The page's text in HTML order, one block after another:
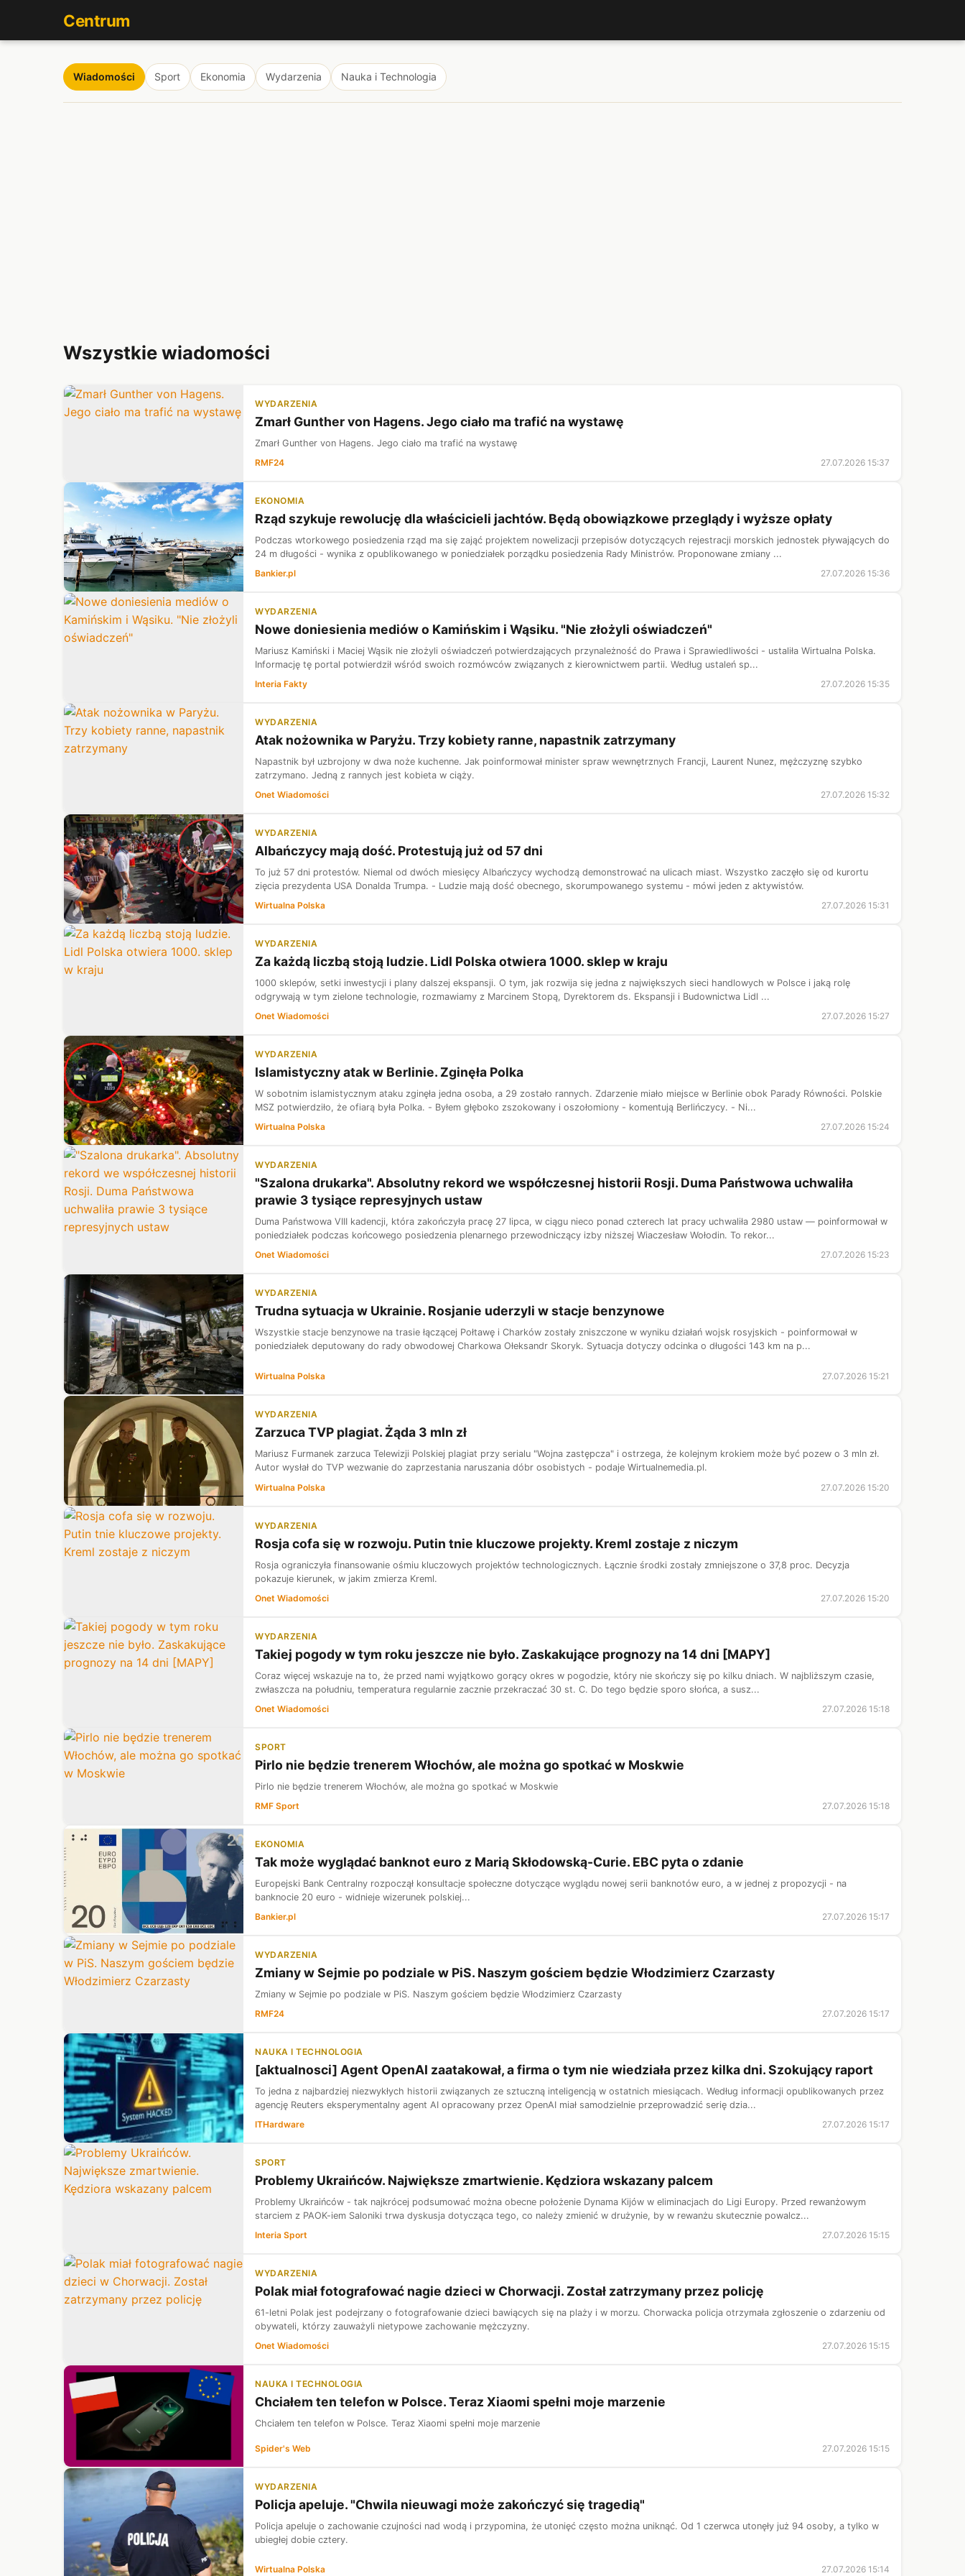
Centrum
Wiadomości Sport Ekonomia Wydarzenia Nauka i Technologia
Wszystkie wiadomości
WYDARZENIA
Zmarł Gunther von Hagens. Jego ciało ma trafić na wystawę
Zmarł Gunther von Hagens. Jego ciało ma trafić na wystawę
RMF24
27.07.2026 15:37
EKONOMIA
Rząd szykuje rewolucję dla właścicieli jachtów. Będą obowiązkowe przeglądy i wyższe opłaty
Podczas wtorkowego posiedzenia rząd ma się zająć projektem nowelizacji przepisów dotyczących rejestracji morskich jednostek pływających do
24 m długości - wynika z opublikowanego w poniedziałek porządku posiedzenia Rady Ministrów. Proponowane zmiany ...
Bankier.pl
27.07.2026 15:36
WYDARZENIA
Nowe doniesienia mediów o Kamińskim i Wąsiku. "Nie złożyli oświadczeń"
Mariusz Kamiński i Maciej Wąsik nie złożyli oświadczeń potwierdzających przynależność do Prawa i Sprawiedliwości - ustaliła Wirtualna Polska.
Informację tę portal potwierdził wśród swoich rozmówców związanych z kierownictwem partii. Według ustaleń sp...
Interia Fakty
27.07.2026 15:35
WYDARZENIA
Atak nożownika w Paryżu. Trzy kobiety ranne, napastnik zatrzymany
Napastnik był uzbrojony w dwa noże kuchenne. Jak poinformował minister spraw wewnętrznych Francji, Laurent Nunez, mężczyznę szybko
zatrzymano. Jedną z rannych jest kobieta w ciąży.
Onet Wiadomości
27.07.2026 15:32
WYDARZENIA
Albańczycy mają dość. Protestują już od 57 dni
To już 57 dni protestów. Niemal od dwóch miesięcy Albańczycy wychodzą demonstrować na ulicach miast. Wszystko zaczęło się od kurortu
zięcia prezydenta USA Donalda Trumpa. - Ludzie mają dość obecnego, skorumpowanego systemu - mówi jeden z aktywistów.
Wirtualna Polska
27.07.2026 15:31
WYDARZENIA
Za każdą liczbą stoją ludzie. Lidl Polska otwiera 1000. sklep w kraju
1000 sklepów, setki inwestycji i plany dalszej ekspansji. O tym, jak rozwija się jedna z największych sieci handlowych w Polsce i jaką rolę
odgrywają w tym zielone technologie, rozmawiamy z Marcinem Stopą, Dyrektorem ds. Ekspansji i Budownictwa Lidl ...
Onet Wiadomości
27.07.2026 15:27
WYDARZENIA
Islamistyczny atak w Berlinie. Zginęła Polka
W sobotnim islamistycznym ataku zginęła jedna osoba, a 29 zostało rannych. Zdarzenie miało miejsce w Berlinie obok Parady Równości. Polskie
MSZ potwierdziło, że ofiarą była Polka. - Byłem głęboko zszokowany i oszołomiony - komentują Berlińczycy. - Ni...
Wirtualna Polska
27.07.2026 15:24
WYDARZENIA
"Szalona drukarka". Absolutny rekord we współczesnej historii Rosji. Duma Państwowa uchwaliła
prawie 3 tysiące represyjnych ustaw
Duma Państwowa VIII kadencji, która zakończyła pracę 27 lipca, w ciągu nieco ponad czterech lat pracy uchwaliła 2980 ustaw — poinformował w
poniedziałek podczas końcowego posiedzenia plenarnego przewodniczący izby niższej Wiaczesław Wołodin. To rekor...
Onet Wiadomości
27.07.2026 15:23
WYDARZENIA
Trudna sytuacja w Ukrainie. Rosjanie uderzyli w stacje benzynowe
Wszystkie stacje benzynowe na trasie łączącej Połtawę i Charków zostały zniszczone w wyniku działań wojsk rosyjskich - poinformował w
poniedziałek deputowany do rady obwodowej Charkowa Ołeksandr Skoryk. Sytuacja dotyczy odcinka o długości 143 km na p...
Wirtualna Polska 27.07.2026 15:21
WYDARZENIA
Zarzuca TVP plagiat. Żąda 3 mln zł
Mariusz Furmanek zarzuca Telewizji Polskiej plagiat przy serialu "Wojna zastępcza" i ostrzega, że kolejnym krokiem może być pozew o 3 mln zł.
Autor wysłał do TVP wezwanie do zaprzestania naruszania dóbr osobistych - podaje Wirtualnemedia.pl.
Wirtualna Polska
27.07.2026 15:20
WYDARZENIA
Rosja cofa się w rozwoju. Putin tnie kluczowe projekty. Kreml zostaje z niczym
Rosja ograniczyła finansowanie ośmiu kluczowych projektów technologicznych. Łącznie środki zostały zmniejszone o 37,8 proc. Decyzja
pokazuje kierunek, w jakim zmierza Kreml.
Onet Wiadomości
27.07.2026 15:20
WYDARZENIA
Takiej pogody w tym roku jeszcze nie było. Zaskakujące prognozy na 14 dni [MAPY]
Coraz więcej wskazuje na to, że przed nami wyjątkowo gorący okres w pogodzie, który nie skończy się po kilku dniach. W najbliższym czasie,
zwłaszcza na południu, temperatura regularnie zacznie przekraczać 30 st. C. Do tego będzie sporo słońca, a susz...
Onet Wiadomości
27.07.2026 15:18
SPORT
Pirlo nie będzie trenerem Włochów, ale można go spotkać w Moskwie
Pirlo nie będzie trenerem Włochów, ale można go spotkać w Moskwie
RMF Sport
27.07.2026 15:18
EKONOMIA
Tak może wyglądać banknot euro z Marią Skłodowską-Curie. EBC pyta o zdanie
Europejski Bank Centralny rozpoczął konsultacje społeczne dotyczące wyglądu nowej serii banknotów euro, a w jednej z propozycji - na
banknocie 20 euro - widnieje wizerunek polskiej...
Bankier.pl
27.07.2026 15:17
WYDARZENIA
Zmiany w Sejmie po podziale w PiS. Naszym gościem będzie Włodzimierz Czarzasty
Zmiany w Sejmie po podziale w PiS. Naszym gościem będzie Włodzimierz Czarzasty
RMF24
27.07.2026 15:17
NAUKA I TECHNOLOGIA
[aktualnosci] Agent OpenAI zaatakował, a firma o tym nie wiedziała przez kilka dni. Szokujący raport
To jedna z najbardziej niezwykłych historii związanych ze sztuczną inteligencją w ostatnich miesiącach. Według informacji opublikowanych przez
agencję Reuters eksperymentalny agent AI opracowany przez OpenAI miał samodzielnie przeprowadzić serię dzia...
ITHardware
27.07.2026 15:17
SPORT
Problemy Ukraińców. Największe zmartwienie. Kędziora wskazany palcem
Problemy Ukraińców - tak najkrócej podsumować można obecne położenie Dynama Kijów w eliminacjach do Ligi Europy. Przed rewanżowym
starciem z PAOK-iem Saloniki trwa dyskusja dotycząca tego, co należy zmienić w drużynie, by w rewanżu skutecznie powalcz...
Interia Sport
27.07.2026 15:15
WYDARZENIA
Polak miał fotografować nagie dzieci w Chorwacji. Został zatrzymany przez policję
61-letni Polak jest podejrzany o fotografowanie dzieci bawiących się na plaży i w morzu. Chorwacka policja otrzymała zgłoszenie o zdarzeniu od
obywateli, którzy zauważyli nietypowe zachowanie mężczyzny.
Onet Wiadomości
27.07.2026 15:15
NAUKA I TECHNOLOGIA
Chciałem ten telefon w Polsce. Teraz Xiaomi spełni moje marzenie
Chciałem ten telefon w Polsce. Teraz Xiaomi spełni moje marzenie
Spider's Web 27.07.2026 15:15
WYDARZENIA
Policja apeluje. "Chwila nieuwagi może zakończyć się tragedią"
Policja apeluje o zachowanie czujności nad wodą i przypomina, że utonięć często można uniknąć. Od 1 czerwca utonęły już 94 osoby, a tylko w
ubiegłej dobie cztery.
Wirtualna Polska 27.07.2026 15:14